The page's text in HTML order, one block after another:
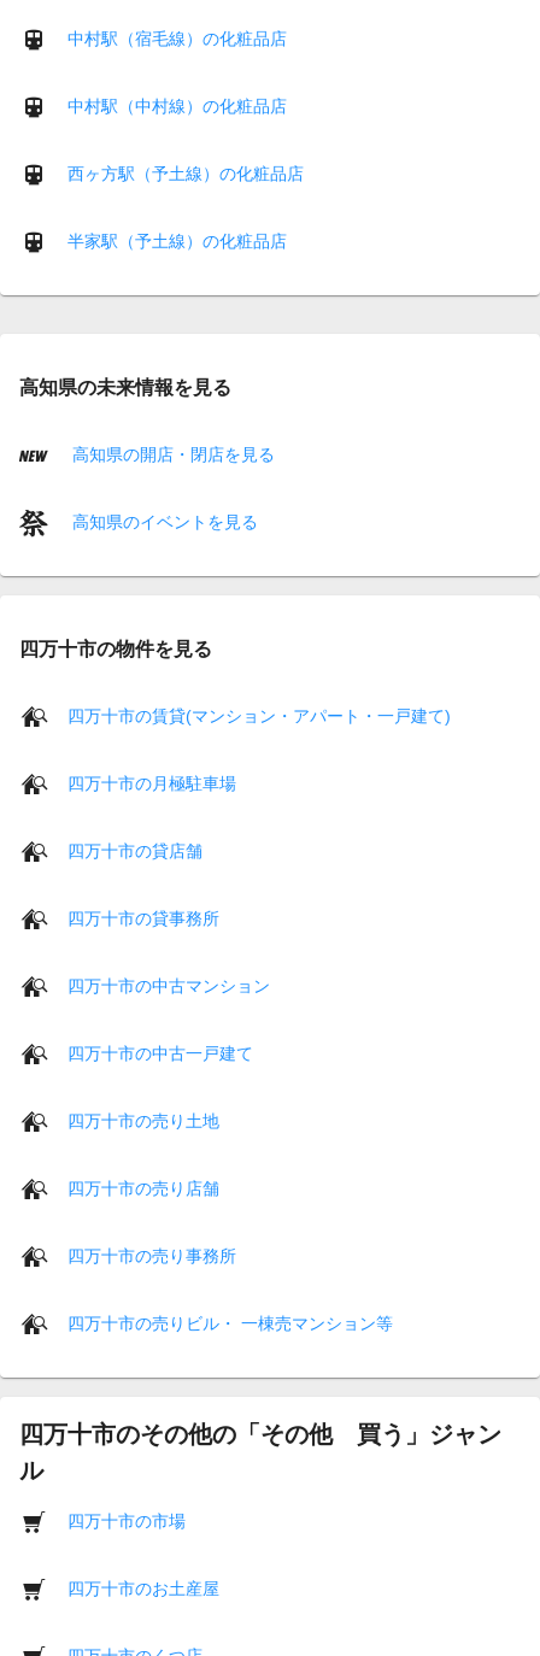
中村駅（宿毛線）の化粧品店
中村駅（中村線）の化粧品店
西ヶ方駅（予土線）の化粧品店
半家駅（予土線）の化粧品店
高知県の未来情報を見る
高知県の開店・閉店を見る
高知県のイベントを見る
四万十市の物件を見る
四万十市の賃貸(マンション・アパート・一戸建て)
四万十市の月極駐車場
四万十市の貸店舗
四万十市の貸事務所
四万十市の中古マンション
四万十市の中古一戸建て
四万十市の売り土地
四万十市の売り店舗
四万十市の売り事務所
四万十市の売りビル・ 一棟売マンション等
四万十市のその他の「その他 買う」ジャン
ル
四万十市の市場
四万十市のお土産屋